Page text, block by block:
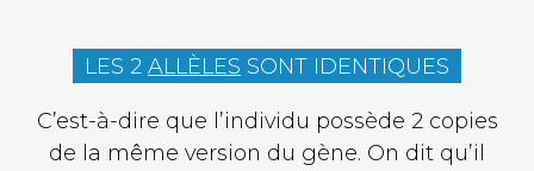
LES 2 ALLÈLES SONT IDENTIQUES
C’est-à-dire que l’individu possède 2 copies
de la même version du gène. On dit qu’il